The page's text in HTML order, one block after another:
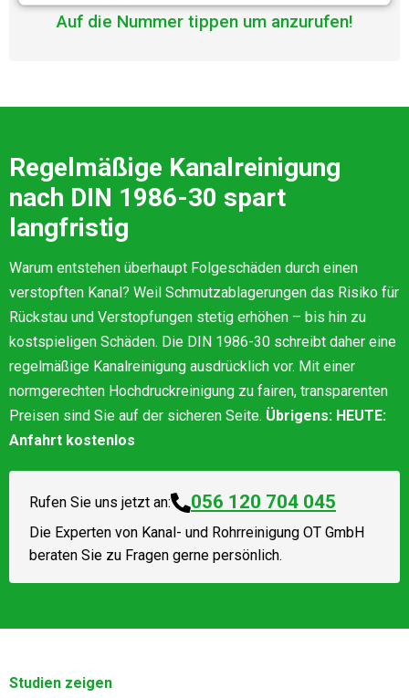
Auf die Nummer tippen um anzurufen!
Regelmäßige Kanalreinigung
nach DIN 1986-30 spart
langfristig
Warum entstehen überhaupt Folgeschäden durch einen
verstopften Kanal? Weil Schmutzablagerungen das Risiko für
Rückstau und Verstopfungen stetig erhöhen – bis hin zu
kostspieligen Schäden. Die DIN 1986-30 schreibt daher eine
regelmäßige Kanalreinigung ausdrücklich vor. Mit einer
normgerechten Hochdruckreinigung zu fairen, transparenten
Preisen sind Sie auf der sicheren Seite. Übrigens: HEUTE:
Anfahrt kostenlos
Rufen Sie uns jetzt an: 056 120 704 045
Die Experten von Kanal- und Rohrreinigung OT GmbH
beraten Sie zu Fragen gerne persönlich.
Studien zeigen